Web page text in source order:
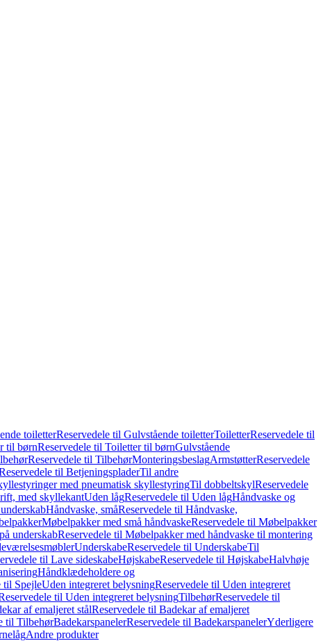
toiletterReservedele til Gulvstående toiletterToiletterReservedele til
til børnReservedele til Toiletter til børnGulvstående
Reservedele til TilbehørMonteringsbeslagArmstøtterReservedele
til BetjeningspladerTil andre
med pneumatisk skyllestyringTil dobbeltskylReservedele
med skyllekantUden lågReservedele til Uden lågHåndvaske og
Håndvaske, småReservedele til Håndvaske,
Møbelpakker med små håndvaskeReservedele til Møbelpakker
underskabReservedele til Møbelpakker med håndvaske til montering
UnderskabeReservedele til UnderskabeTil
til Lave sideskabeHøjskabeReservedele til HøjskabeHalvhøje
Håndklædeholdere og
til SpejleUden integreret belysningReservedele til Uden integreret
til Uden integreret belysningTilbehørReservedele til
af emaljeret stålReservedele til Badekar af emaljeret
til TilbehørBadekarspanelerReservedele til BadekarspanelerYderligere
Andre produkter